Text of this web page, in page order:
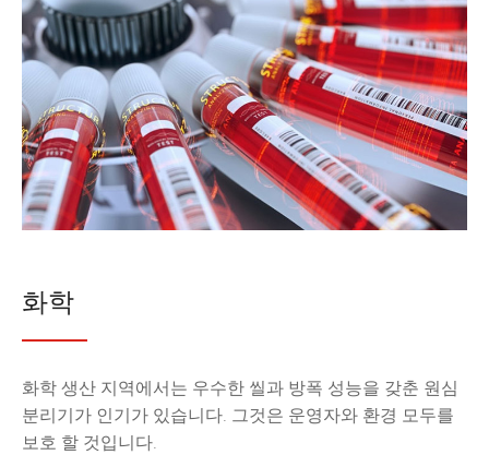
화학
화학 생산 지역에서는 우수한 씰과 방폭 성능을 갖춘 원심
분리기가 인기가 있습니다. 그것은 운영자와 환경 모두를
보호 할 것입니다.